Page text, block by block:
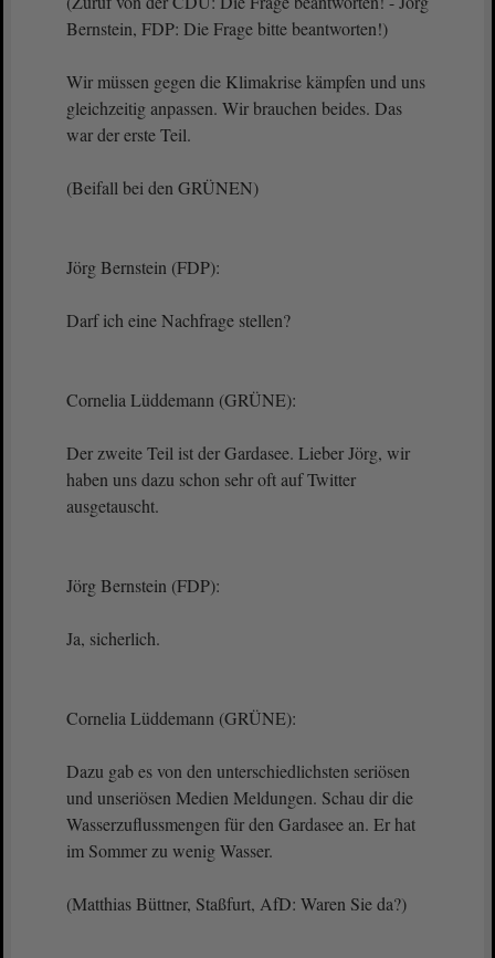
Bernstein, FDP: Die Frage bitte beantworten!)
Wir müssen gegen die Klimakrise kämpfen und uns
gleichzeitig anpassen. Wir brauchen beides. Das
war der erste Teil.
(Beifall bei den GRÜNEN)
Jörg Bernstein (FDP):
Darf ich eine Nachfrage stellen?
Cornelia Lüddemann (GRÜNE):
Der zweite Teil ist der Gardasee. Lieber Jörg, wir
haben uns dazu schon sehr oft auf Twitter
ausgetauscht.
Jörg Bernstein (FDP):
Ja, sicherlich.
Cornelia Lüddemann (GRÜNE):
Dazu gab es von den unterschiedlichsten seriösen
und unseriösen Medien Meldungen. Schau dir die
Wasserzuflussmengen für den Gardasee an. Er hat
im Sommer zu wenig Wasser.
(Matthias Büttner, Staßfurt, AfD: Waren Sie da?)